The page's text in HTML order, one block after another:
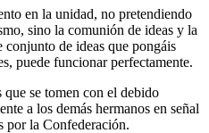
en la unidad, no pretendiendo
sino la comunión de ideas y la
conjunto de ideas que pongáis
puede funcionar perfectamente.
se tomen con el debido
a los demás hermanos en señal
por la Confederación.